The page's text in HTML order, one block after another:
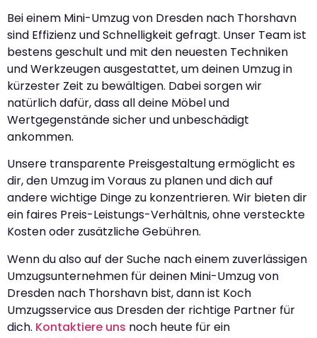
Bei einem Mini-Umzug von Dresden nach Thorshavn
sind Effizienz und Schnelligkeit gefragt. Unser Team ist
bestens geschult und mit den neuesten Techniken
und Werkzeugen ausgestattet, um deinen Umzug in
kürzester Zeit zu bewältigen. Dabei sorgen wir
natürlich dafür, dass all deine Möbel und
Wertgegenstände sicher und unbeschädigt
ankommen.
Unsere transparente Preisgestaltung ermöglicht es
dir, den Umzug im Voraus zu planen und dich auf
andere wichtige Dinge zu konzentrieren. Wir bieten dir
ein faires Preis-Leistungs-Verhältnis, ohne versteckte
Kosten oder zusätzliche Gebühren.
Wenn du also auf der Suche nach einem zuverlässigen
Umzugsunternehmen für deinen Mini-Umzug von
Dresden nach Thorshavn bist, dann ist Koch
Umzugsservice aus Dresden der richtige Partner für
dich. Kontaktiere uns noch heute für ein